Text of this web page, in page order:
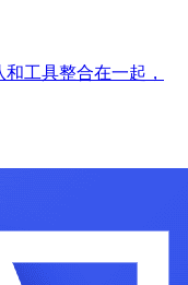
工具整合在一起，